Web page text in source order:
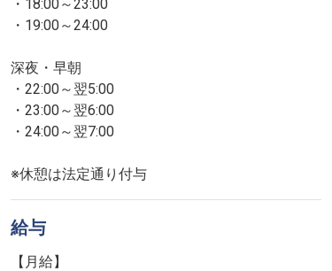
・18:00～23:00
・19:00～24:00
深夜・早朝
・22:00～翌5:00
・23:00～翌6:00
・24:00～翌7:00
※休憩は法定通り付与
給与
【月給】